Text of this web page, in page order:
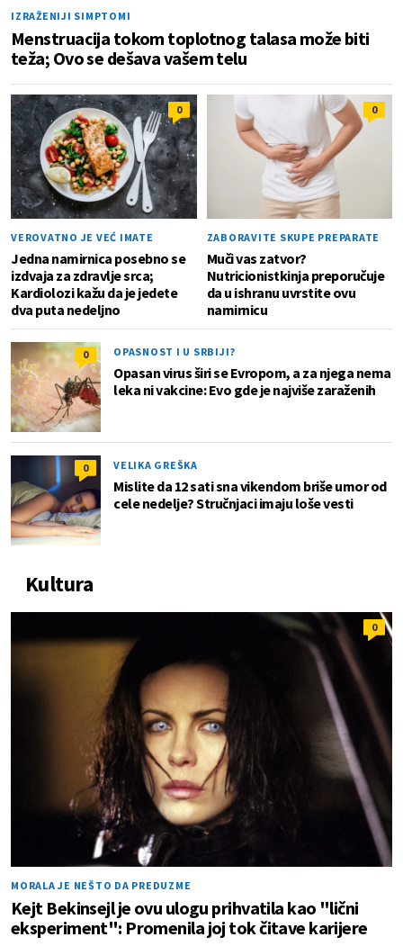
IZRAŽENIJI SIMPTOMI
Menstruacija tokom toplotnog talasa može biti
teža; Ovo se dešava vašem telu
0
VEROVATNO JE VEĆ IMATE
Jedna namirnica posebno se
izdvaja za zdravlje srca;
Kardiolozi kažu da je jedete
dva puta nedeljno
0
ZABORAVITE SKUPE PREPARATE
Muči vas zatvor?
Nutricionistkinja preporučuje
da u ishranu uvrstite ovu
namirnicu
0 OPASNOST I U SRBIJI?
Opasan virus širi se Evropom, a za njega nema
leka ni vakcine: Evo gde je najviše zaraženih
0 VELIKA GREŠKA
Mislite da 12 sati sna vikendom briše umor od
cele nedelje? Stručnjaci imaju loše vesti
Kultura
0
MORALA JE NEŠTO DA PREDUZME
Kejt Bekinsejl je ovu ulogu prihvatila kao "lični
eksperiment": Promenila joj tok čitave karijere